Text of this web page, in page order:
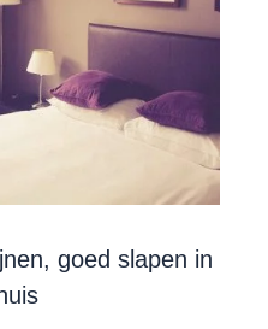
goed slapen in